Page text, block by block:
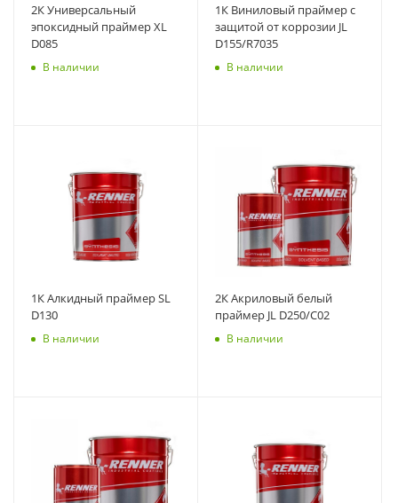
2К Универсальный
эпоксидный праймер XL
D085
В наличии
1К Виниловый праймер с
защитой от коррозии JL
D155/R7035
В наличии
1К Алкидный праймер SL
D130
В наличии
2К Акриловый белый
праймер JL D250/C02
В наличии